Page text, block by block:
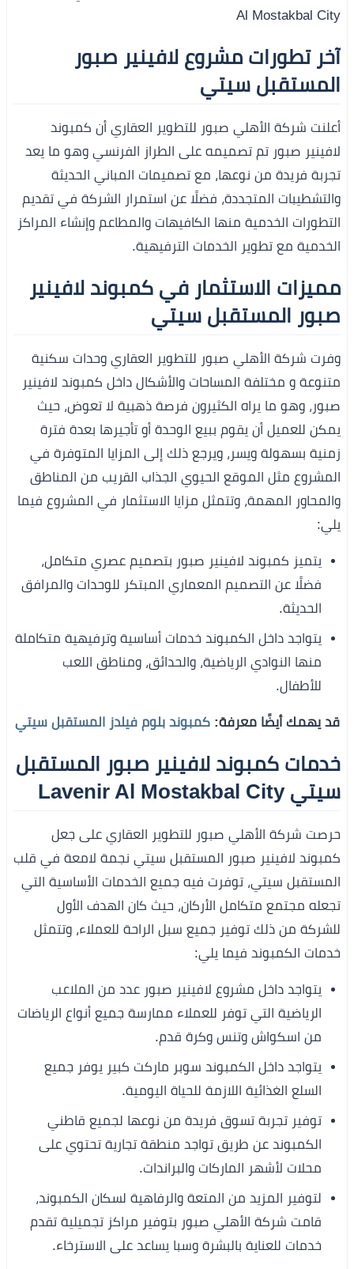
Al Mostakbal City
آخر تطورات مشروع لافينير صبور
المستقبل سيتي
أعلنت شركة الأهلي صبور للتطوير العقاري أن كمبوند
لافينير صبور تم تصميمه على الطراز الفرنسي وهو ما يعد
تجربة فريدة من نوعها، مع تصميمات المباني الحديثة
والتشطيبات المتجددة، فضلًا عن استمرار الشركة في تقديم
التطورات الخدمية منها الكافيهات والمطاعم وإنشاء المراكز
الخدمية مع تطوير الخدمات الترفيهية.
مميزات الاستثمار في كمبوند لافينير
صبور المستقبل سيتي
وفرت شركة الأهلي صبور للتطوير العقاري وحدات سكنية
متنوعة و مختلفة المساحات والأشكال داخل كمبوند لافينير
صبور، وهو ما يراه الكثيرون فرصة ذهبية لا تعوض، حيث
يمكن للعميل أن يقوم ببيع الوحدة أو تأجيرها بعدة فترة
زمنية بسهولة ويسر، ويرجع ذلك إلى المزايا المتوفرة في
المشروع مثل الموقع الحيوي الجذاب القريب من المناطق
والمحاور المهمة، وتتمثل مزايا الاستثمار في المشروع فيما
يلي:
يتميز كمبوند لافينير صبور بتصميم عصري متكامل،
فضلًا عن التصميم المعماري المبتكر للوحدات والمرافق
الحديثة.
يتواجد داخل الكمبوند خدمات أساسية وترفيهية متكاملة
منها النوادي الرياضية، والحدائق، ومناطق اللعب
للأطفال.
قد يهمك أيضًا معرفة:كمبوند بلوم فيلدز المستقبل سيتي
خدمات كمبوند لافينير صبور المستقبل
سيتي Lavenir Al Mostakbal City
حرصت شركة الأهلي صبور للتطوير العقاري على جعل
كمبوند لافينير صبور المستقبل سيتي نجمة لامعة في قلب
المستقبل سيتي، توفرت فيه جميع الخدمات الأساسية التي
تجعله مجتمع متكامل الأركان، حيث كان الهدف الأول
للشركة من ذلك توفير جميع سبل الراحة للعملاء، وتتمثل
خدمات الكمبوند فيما يلي:
يتواجد داخل مشروع لافينير صبور عدد من الملاعب
الرياضية التي توفر للعملاء ممارسة جميع أنواع الرياضات
من اسكواش وتنس وكرة قدم.
يتواجد داخل الكمبوند سوبر ماركت كبير يوفر جميع
السلع الغذائية اللازمة للحياة اليومية.
توفير تجربة تسوق فريدة من نوعها لجميع قاطني
الكمبوند عن طريق تواجد منطقة تجارية تحتوي على
محلات لأشهر الماركات والبراندات.
لتوفير المزيد من المتعة والرفاهية لسكان الكمبوند،
قامت شركة الأهلي صبور بتوفير مراكز تجميلية تقدم
خدمات للعناية بالبشرة وسبا يساعد على الاسترخاء.